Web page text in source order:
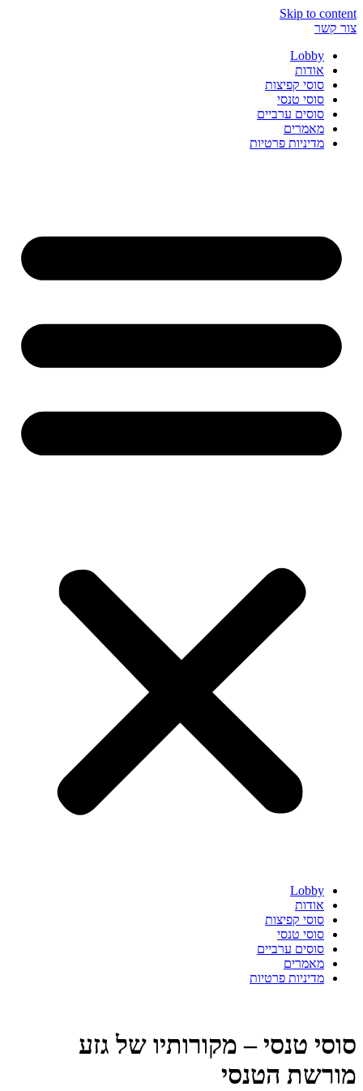
Skip to content
צור קשר
Lobby
אודות
סוסי קפיצות
סוסי טנסי
סוסים ערביים
מאמרים
מדיניות פרטיות
Lobby
אודות
סוסי קפיצות
סוסי טנסי
סוסים ערביים
מאמרים
מדיניות פרטיות
סוסי טנסי – מקורותיו של גזע
מורשת הטנסי